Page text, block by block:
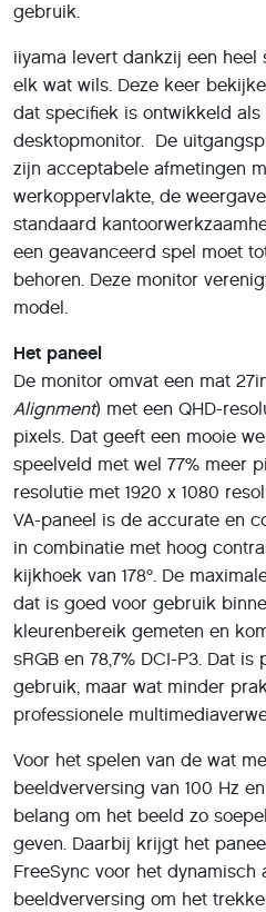
gebruik.
iiyama levert dankzij een heel
elk wat wils. Deze keer
dat specifiek is ontwikkeld als
desktopmonitor. De
zijn acceptabele afmetingen
werkoppervlakte, de
standaard
een geavanceerd spel moet
behoren. Deze monitor
model.
Het paneel
De monitor omvat een mat
Alignment) met een QHD-
pixels. Dat geeft een mooie
speelveld met wel 77% meer
resolutie met 1920 x 1080
VA-paneel is de accurate en
in combinatie met hoog
kijkhoek van 178º. De
dat is goed voor gebruik
kleurenbereik gemeten en
sRGB en 78,7% DCI-P3. Dat
gebruik, maar wat minder
professionele
Voor het spelen van de wat
beeldverversing van 100 Hz
belang om het beeld zo
geven. Daarbij krijgt het
FreeSync voor het dynamisch
beeldverversing om het